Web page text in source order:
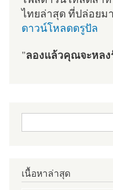
ไทยล่าสุด ที่ปล่อยม
ดาวน์โหลดดรูปัล
"ลองแล้วคุณจะหลง
ฟอร์มค้นหา
เนื้อหาล่าสุด